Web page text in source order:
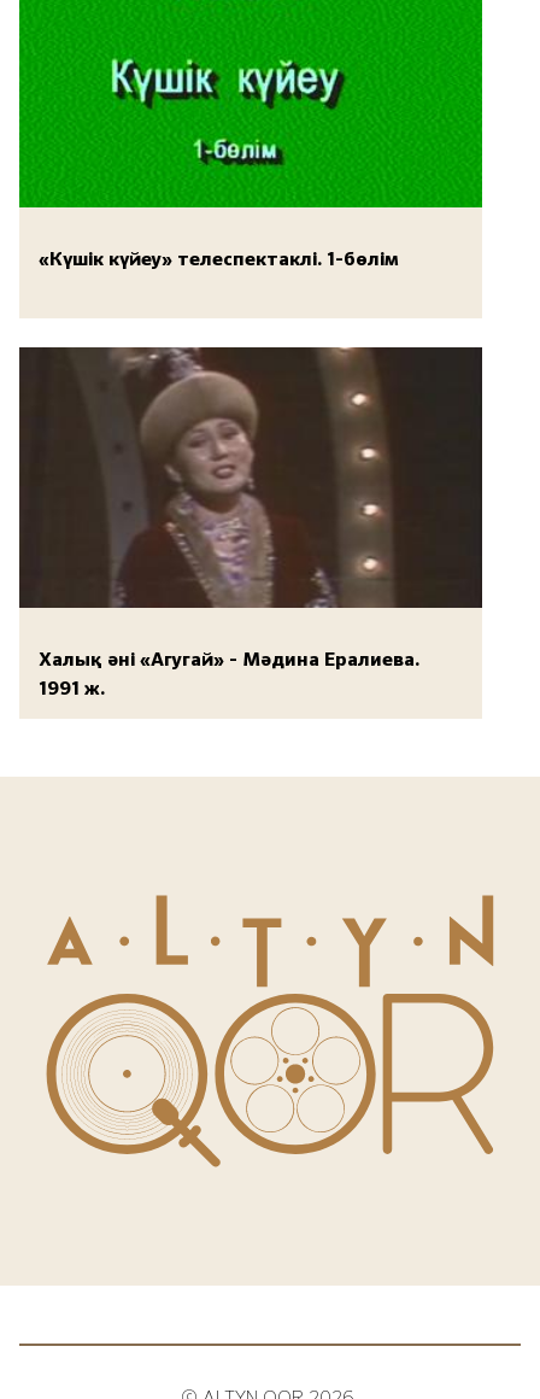
«Күшік күйеу» телеспектаклі. 1-бөлім
Халық әні «Агугай» - Мәдина Ералиева.
1991 ж.